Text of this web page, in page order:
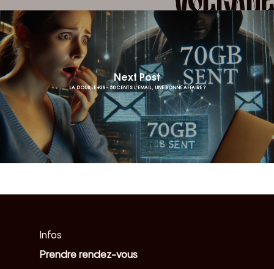
Next Post
LA DOUILLE #38 – 50 CENTS L'EMAIL, UNE BONNE AFFAIRE ?
Infos
Prendre rendez-vous